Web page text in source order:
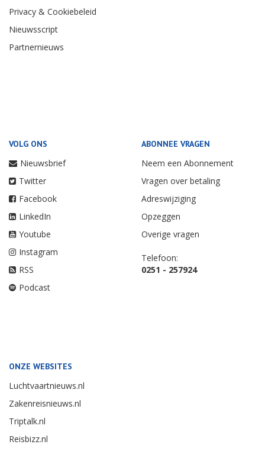
Privacy & Cookiebeleid
Nieuwsscript
Partnernieuws
VOLG ONS
Nieuwsbrief
Twitter
Facebook
LinkedIn
Youtube
Instagram
RSS
Podcast
ABONNEE VRAGEN
Neem een Abonnement
Vragen over betaling
Adreswijziging
Opzeggen
Overige vragen
Telefoon:
0251 - 257924
ONZE WEBSITES
Luchtvaartnieuws.nl
Zakenreisnieuws.nl
Triptalk.nl
Reisbizz.nl